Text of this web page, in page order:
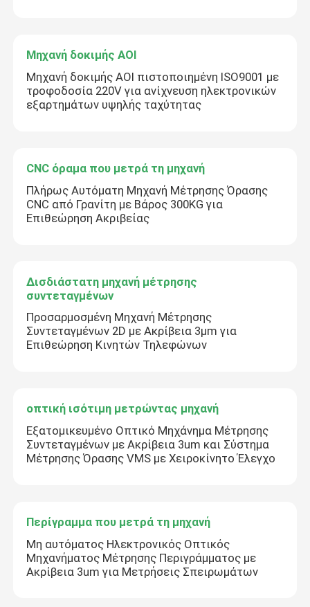
Μηχανή δοκιμής AOI
Μηχανή δοκιμής AOI πιστοποιημένη ISO9001 με
τροφοδοσία 220V για ανίχνευση ηλεκτρονικών
εξαρτημάτων υψηλής ταχύτητας
CNC όραμα που μετρά τη μηχανή
Πλήρως Αυτόματη Μηχανή Μέτρησης Όρασης
CNC από Γρανίτη με Βάρος 300KG για
Επιθεώρηση Ακριβείας
Δισδιάστατη μηχανή μέτρησης
συντεταγμένων
Προσαρμοσμένη Μηχανή Μέτρησης
Συντεταγμένων 2D με Ακρίβεια 3μm για
Επιθεώρηση Κινητών Τηλεφώνων
οπτική ισότιμη μετρώντας μηχανή
Εξατομικευμένο Οπτικό Μηχάνημα Μέτρησης
Συντεταγμένων με Ακρίβεια 3um και Σύστημα
Μέτρησης Όρασης VMS με Χειροκίνητο Έλεγχο
Περίγραμμα που μετρά τη μηχανή
Μη αυτόματος Ηλεκτρονικός Οπτικός
Μηχανήματος Μέτρησης Περιγράμματος με
Ακρίβεια 3um για Μετρήσεις Σπειρωμάτων